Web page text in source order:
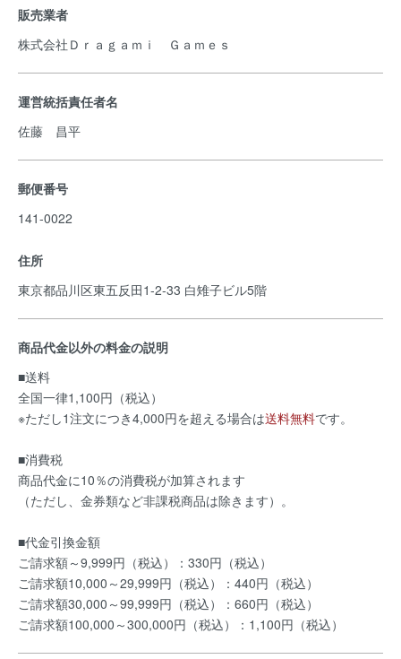
販売業者
株式会社Ｄｒａｇａｍｉ Ｇａｍｅｓ
運営統括責任者名
佐藤 昌平
郵便番号
141-0022
住所
東京都品川区東五反田1-2-33 白雉子ビル5階
商品代金以外の料金の説明
■送料
全国一律1,100円（税込）
※ただし1注文につき4,000円を超える場合は送料無料です。
■消費税
商品代金に10％の消費税が加算されます
（ただし、金券類など非課税商品は除きます）。
■代金引換金額
ご請求額～9,999円（税込）：330円（税込）
ご請求額10,000～29,999円（税込）：440円（税込）
ご請求額30,000～99,999円（税込）：660円（税込）
ご請求額100,000～300,000円（税込）：1,100円（税込）